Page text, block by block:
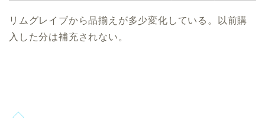
リムグレイブから品揃えが多少変化している。以前購
入した分は補充されない。